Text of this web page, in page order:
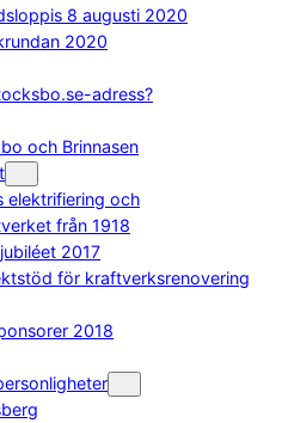
8 augusti 2020
2020
adress?
och Brinnasen
elektrifiering och
från 1918
2017
för kraftverksrenovering
2018